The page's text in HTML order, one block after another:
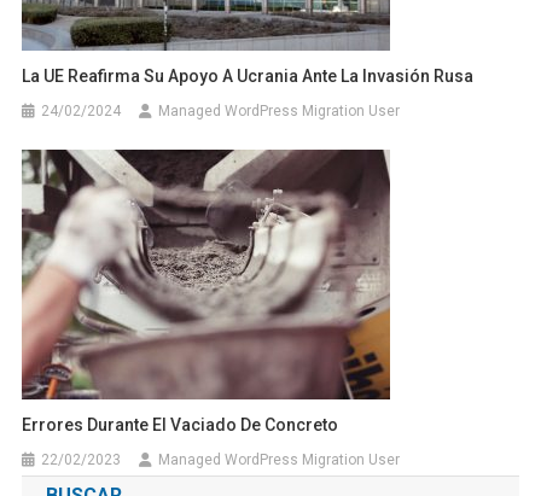
La UE Reafirma Su Apoyo A Ucrania Ante La Invasión Rusa
24/02/2024 Managed WordPress Migration User
Errores Durante El Vaciado De Concreto
22/02/2023 Managed WordPress Migration User